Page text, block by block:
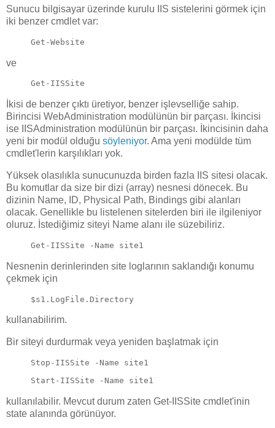
Sunucu bilgisayar üzerinde kurulu IIS sistelerini görmek için
iki benzer cmdlet var:
Get-Website
ve
Get-IISSite
İkisi de benzer çıktı üretiyor, benzer işlevselliğe sahip.
Birincisi WebAdministration modülünün bir parçası. İkincisi
ise IISAdministration modülünün bir parçası. İkincisinin daha
yeni bir modül olduğu söyleniyor. Ama yeni modülde tüm
cmdlet'lerin karşılıkları yok.
Yüksek olasılıkla sunucunuzda birden fazla IIS sitesi olacak.
Bu komutlar da size bir dizi (array) nesnesi dönecek. Bu
dizinin Name, ID, Physical Path, Bindings gibi alanları
olacak. Genellikle bu listelenen sitelerden biri ile ilgileniyor
oluruz. İstediğimiz siteyi Name alanı ile süzebiliriz.
Get-IISSite -Name site1
Nesnenin derinlerinden site loglarının saklandığı konumu
çekmek için
$s1.LogFile.Directory
kullanabilirim.
Bir siteyi durdurmak veya yeniden başlatmak için
Stop-IISSite -Name site1
Start-IISSite -Name site1
kullanılabilir. Mevcut durum zaten Get-IISSite cmdlet'inin
state alanında görünüyor.